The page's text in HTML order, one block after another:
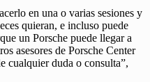
en una o varias sesiones y
quieran, e incluso puede
un Porsche puede llegar a
asesores de Porsche Center
cualquier duda o consulta”,